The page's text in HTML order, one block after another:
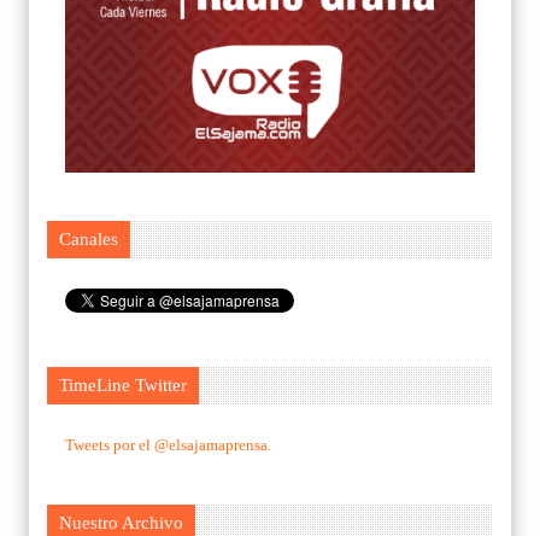
Canales
TimeLine Twitter
Tweets por el @elsajamaprensa.
Nuestro Archivo